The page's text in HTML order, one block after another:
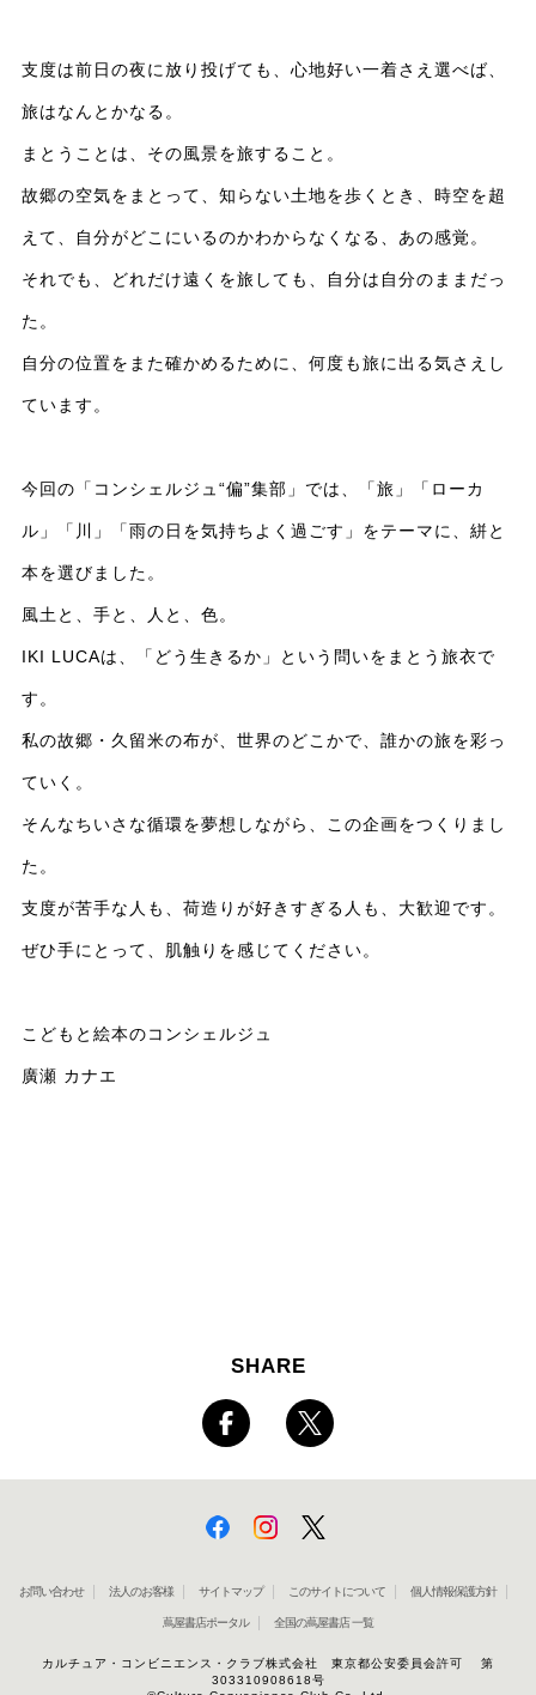
支度は前日の夜に放り投げても、心地好い一着さえ選べば、
旅はなんとかなる。
まとうことは、その風景を旅すること。
故郷の空気をまとって、知らない土地を歩くとき、時空を超
えて、自分がどこにいるのかわからなくなる、あの感覚。
それでも、どれだけ遠くを旅しても、自分は自分のままだっ
た。
自分の位置をまた確かめるために、何度も旅に出る気さえし
ています。
今回の「コンシェルジュ“偏”集部」では、「旅」「ローカ
ル」「川」「雨の日を気持ちよく過ごす」をテーマに、絣と
本を選びました。
風土と、手と、人と、色。
IKI LUCAは、「どう生きるか」という問いをまとう旅衣で
す。
私の故郷・久留米の布が、世界のどこかで、誰かの旅を彩っ
ていく。
そんなちいさな循環を夢想しながら、この企画をつくりまし
た。
支度が苦手な人も、荷造りが好きすぎる人も、大歓迎です。
ぜひ手にとって、肌触りを感じてください。
こどもと絵本のコンシェルジュ
廣瀬 カナエ
SHARE
お問い合わせ 法人のお客様 サイトマップ このサイトについて 個人情報保護方針
蔦屋書店ポータル 全国の蔦屋書店 一覧
カルチュア・コンビニエンス・クラブ株式会社 東京都公安委員会許可 第
303310908618号